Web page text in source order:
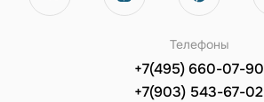
Телефоны
+7(495) 660-07-90
+7(903) 543-67-02